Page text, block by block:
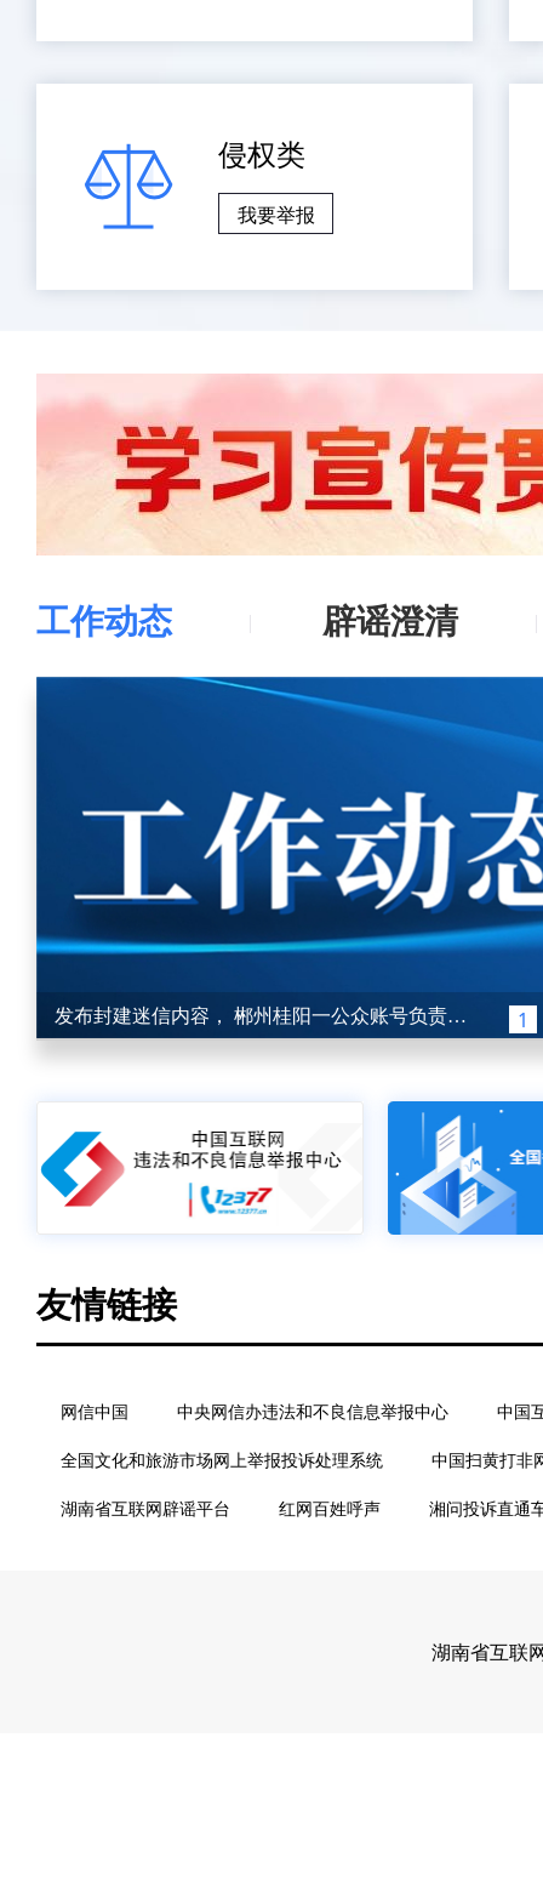
侵权类
我要举报
工作动态 辟谣澄清
发布封建迷信内容， 郴州桂阳一公众账号负责人被约谈 1
友情链接
网信中国 中央网信办违法和不良信息举报中心 中国
全国文化和旅游市场网上举报投诉处理系统 中国扫黄打非
湖南省互联网辟谣平台 红网百姓呼声 湘问投诉直通
湖南省互联